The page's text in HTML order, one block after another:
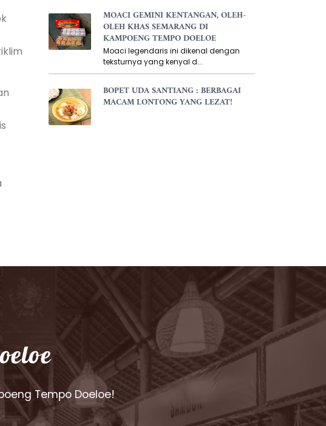
MOACI GEMINI KENTANGAN, OLEH-
OLEH KHAS SEMARANG DI
KAMPOENG TEMPO DOELOE
Moaci legendaris ini dikenal dengan
teksturnya yang kenyal d...
BOPET UDA SANTIANG : BERBAGAI
MACAM LONTONG YANG LEZAT!
Tempo Doeloe!